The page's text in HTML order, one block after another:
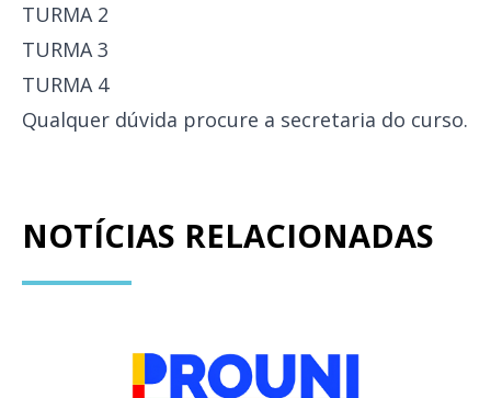
TURMA 2
TURMA 3
TURMA 4
Qualquer dúvida procure a secretaria do curso.
NOTÍCIAS RELACIONADAS